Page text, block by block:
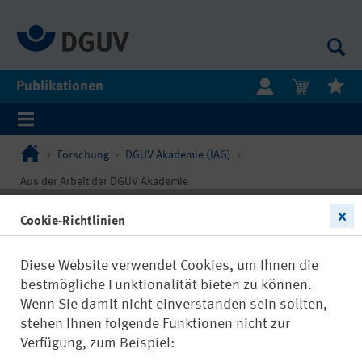
Publikationen
Forschung DGUV Akademie (IAG)
Aus der Arbeit der DGUV Akademie
Cookie-Richtlinien
Diese Website verwendet Cookies, um Ihnen die
bestmögliche Funktionalität bieten zu können.
Wenn Sie damit nicht einverstanden sein sollten,
stehen Ihnen folgende Funktionen nicht zur
Verfügung, zum Beispiel: